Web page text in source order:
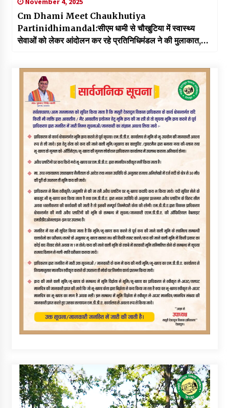
Cm Dhami Meet Chaukhutiya
Partinidhimandal:सीएम धामी से चौखुटिया में स्वास्थ्य
सेवाओं को लेकर आंदोलन कर रहे प्रतिनिधिमंडल ने की मुलाकात,